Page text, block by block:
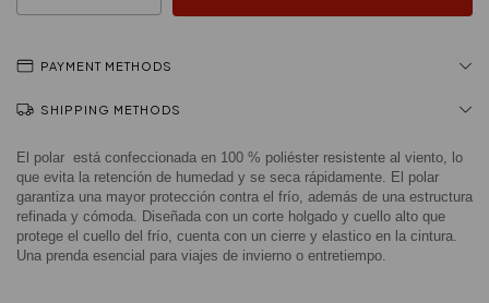
PAYMENT METHODS
SHIPPING METHODS
El polar  está confeccionada en 100 % poliéster resistente al viento, lo
que evita la retención de humedad y se seca rápidamente. El polar
garantiza una mayor protección contra el frío, además de una estructura
refinada y cómoda. Diseñada con un corte holgado y cuello alto que
protege el cuello del frío, cuenta con un cierre y elastico en la cintura.
Una prenda esencial para viajes de invierno o entretiempo.